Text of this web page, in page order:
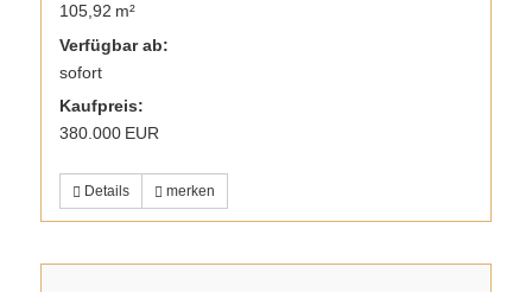
105,92 m²
Verfügbar ab:
sofort
Kaufpreis:
380.000 EUR
Details merken